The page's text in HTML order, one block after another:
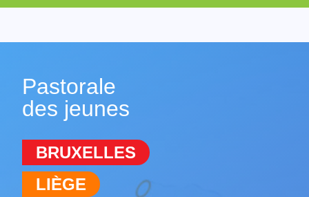
Pastorale
des jeunes
BRUXELLES
LIÈGE